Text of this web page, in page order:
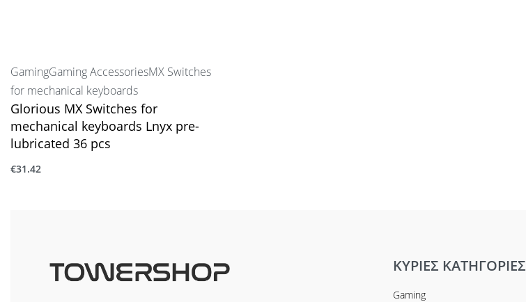
GamingGaming AccessoriesMX Switches
for mechanical keyboards
Glorious MX Switches for
mechanical keyboards Lnyx pre-
lubricated 36 pcs
€31.42
ΚΥΡΙΕΣ ΚΑΤΗΓΟΡΙΕΣ
Gaming